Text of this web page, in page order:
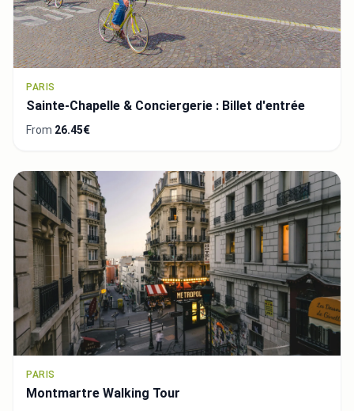
PARIS
Sainte-Chapelle & Conciergerie : Billet d'entrée
From 26.45€
PARIS
Montmartre Walking Tour